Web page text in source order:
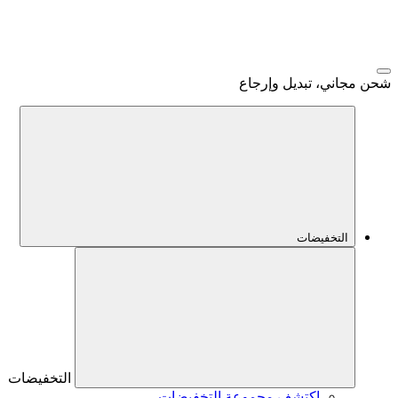
شحن مجاني، تبديل وإرجاع
التخفيضات
التخفيضات